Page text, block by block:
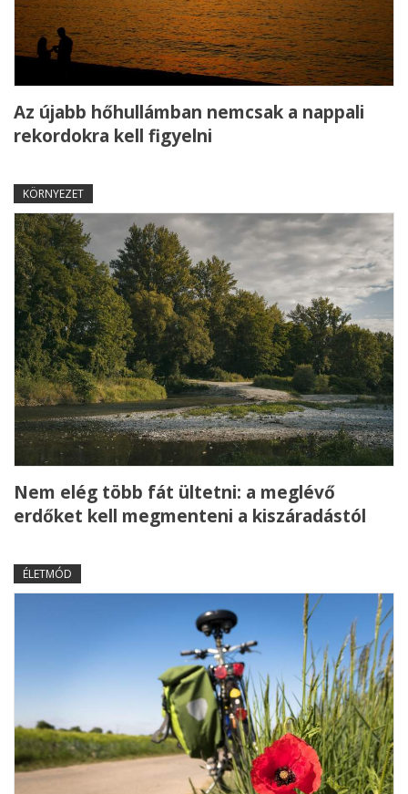
Az újabb hőhullámban nemcsak a nappali
rekordokra kell figyelni
KÖRNYEZET
Nem elég több fát ültetni: a meglévő
erdőket kell megmenteni a kiszáradástól
ÉLETMÓD